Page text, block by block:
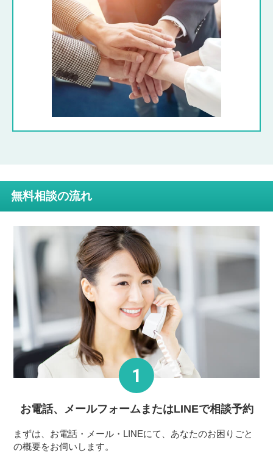
無料相談の流れ
お電話、メールフォームまたはLINEで相談予約
まずは、お電話・メール・LINEにて、あなたのお困りごと
の概要をお伺いします。